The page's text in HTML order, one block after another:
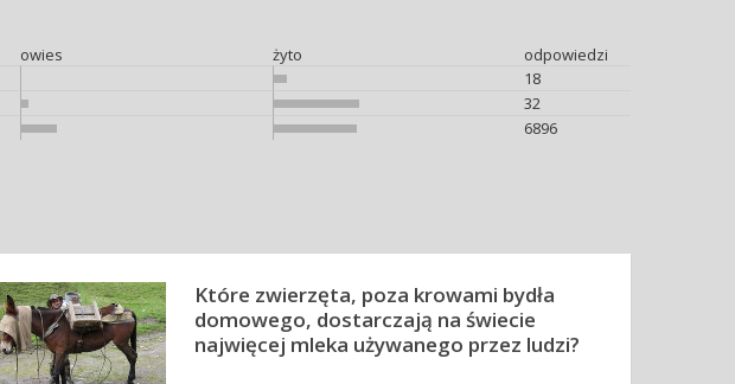
owies żyto
odpowiedzi
18
32
6896
Które zwierzęta, poza krowami bydła
domowego, dostarczają na świecie
najwięcej mleka używanego przez ludzi?